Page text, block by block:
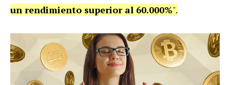
un rendimiento superior al 60.000%".